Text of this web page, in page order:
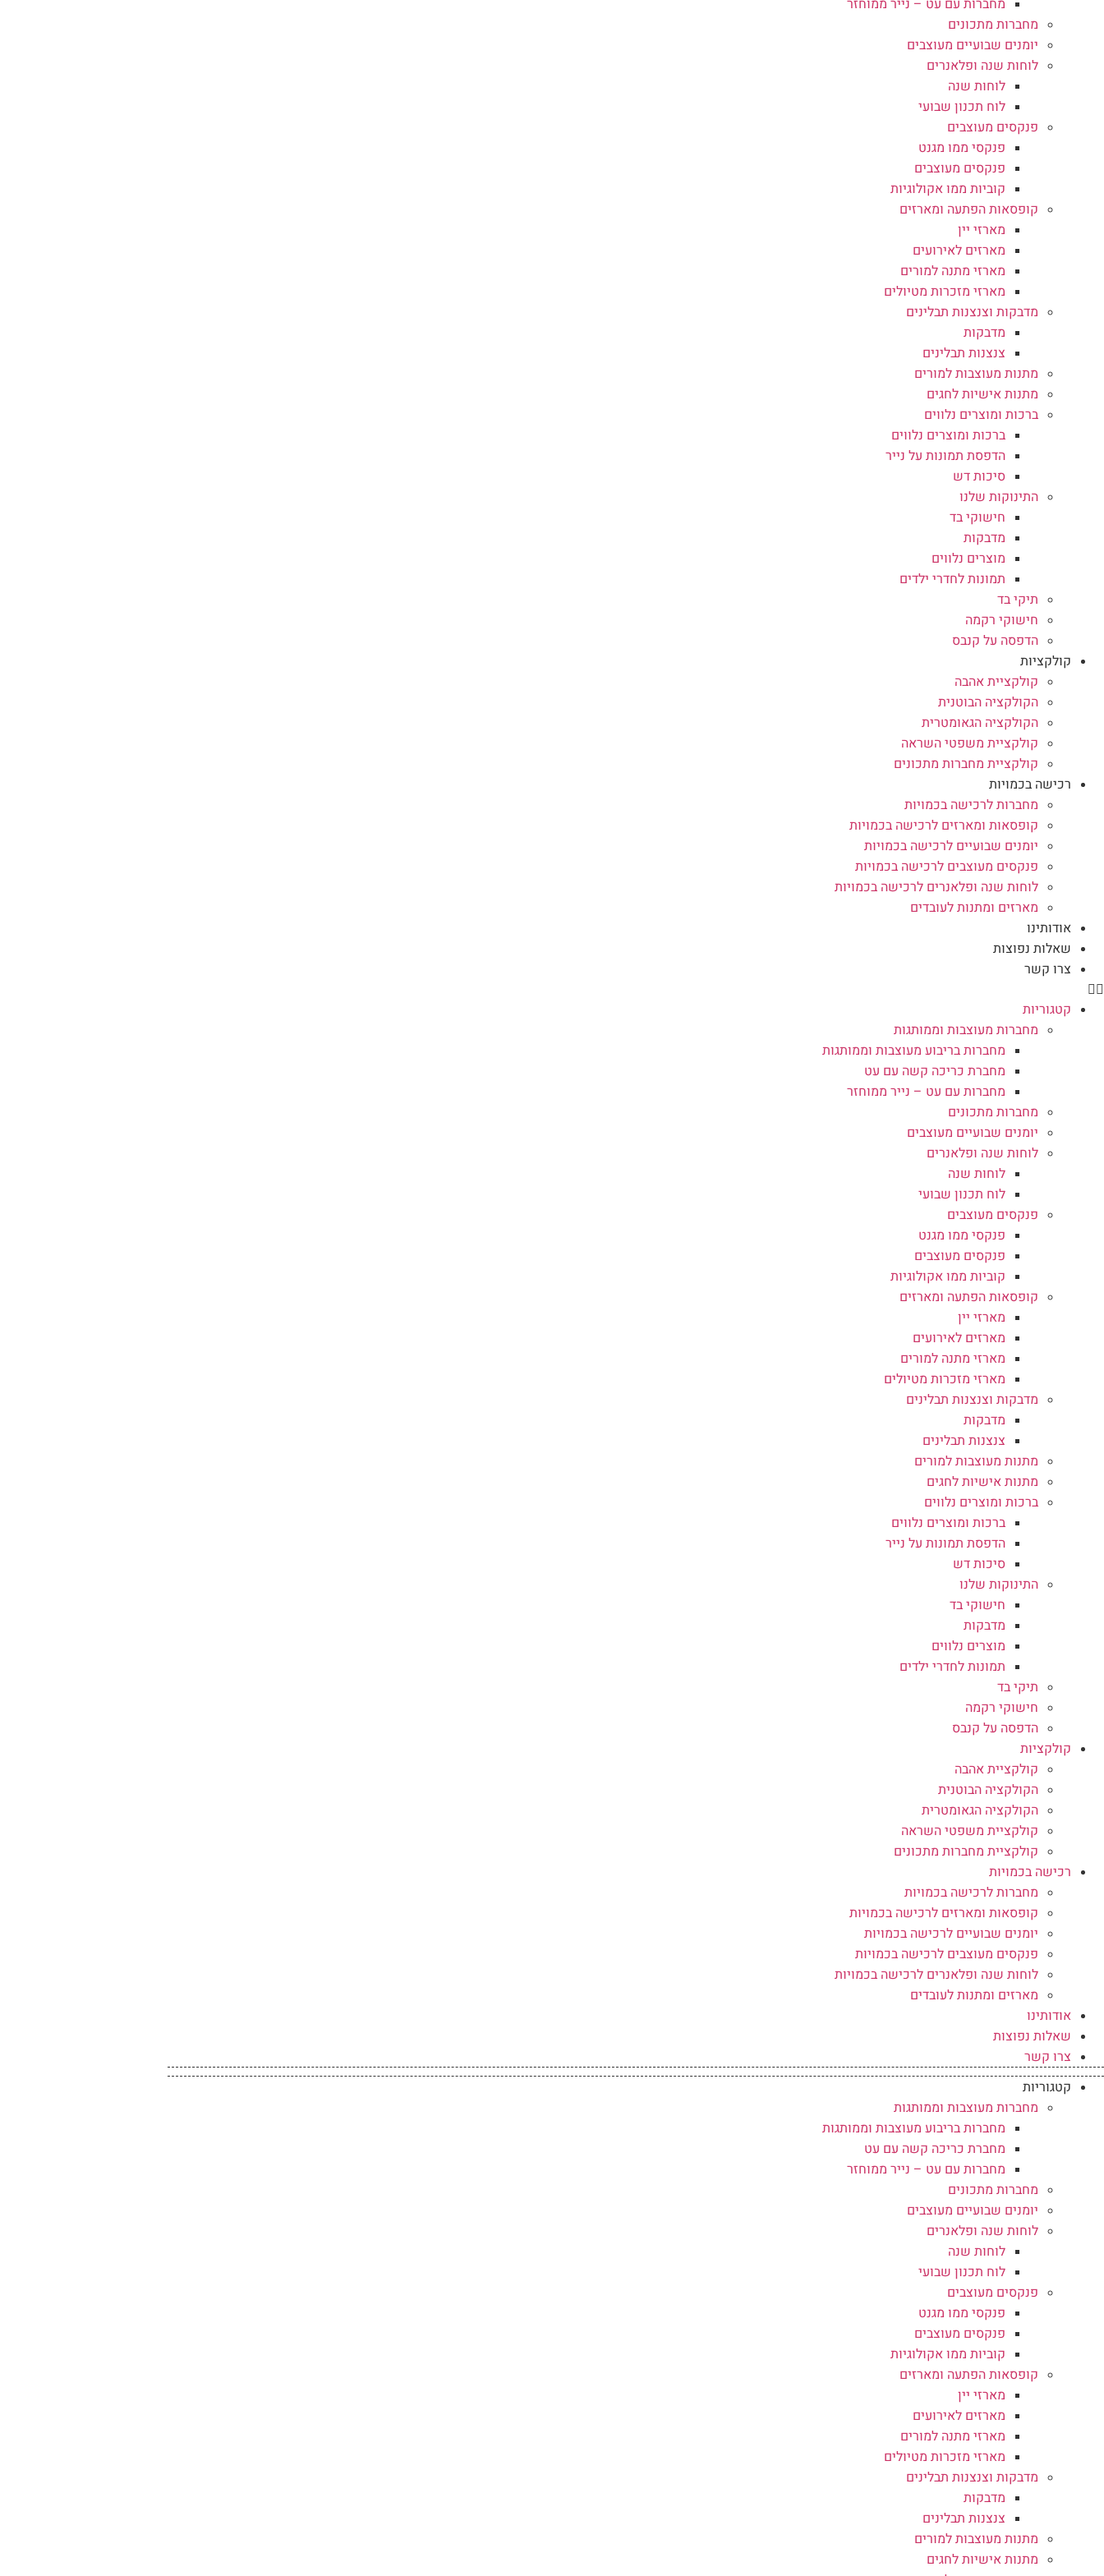
מחברות מתכונים
יומנים שבועיים מעוצבים
לוחות שנה ופלאנרים
לוחות שנה
לוח תכנון שבועי
פנקסים מעוצבים
פנקסי ממו מגנט
פנקסים מעוצבים
קוביות ממו אקולוגיות
קופסאות הפתעה ומארזים
מארזי יין
מארזים לאירועים
מארזי מתנה למורים
מארזי מזכרות מטיולים
מדבקות וצנצנות תבלינים
מדבקות
צנצנות תבלינים
מתנות מעוצבות למורים
מתנות אישיות לחגים
ברכות ומוצרים נלווים
ברכות ומוצרים נלווים
הדפסת תמונות על נייר
סיכות דש
התינוקות שלנו
חישוקי בד
מדבקות
מוצרים נלווים
תמונות לחדרי ילדים
תיקי בד
חישוקי רקמה
הדפסה על קנבס
קולקציות
קולקציית אהבה
הקולקציה הבוטנית
הקולקציה הגאומטרית
קולקציית משפטי השראה
קולקציית מחברות מתכונים
רכישה בכמויות
מחברות לרכישה בכמויות
קופסאות ומארזים לרכישה בכמויות
יומנים שבועיים לרכישה בכמויות
פנקסים מעוצבים לרכישה בכמויות
לוחות שנה ופלאנרים לרכישה בכמויות
מארזים ומתנות לעובדים
אודותינו
שאלות נפוצות
צרו קשר
קטגוריות
מחברות מעוצבות וממותגות
מחברות בריבוע מעוצבות וממותגות
מחברת כריכה קשה עם עט
מחברות עם עט – נייר ממוחזר
מחברות מתכונים
יומנים שבועיים מעוצבים
לוחות שנה ופלאנרים
לוחות שנה
לוח תכנון שבועי
פנקסים מעוצבים
פנקסי ממו מגנט
פנקסים מעוצבים
קוביות ממו אקולוגיות
קופסאות הפתעה ומארזים
מארזי יין
מארזים לאירועים
מארזי מתנה למורים
מארזי מזכרות מטיולים
מדבקות וצנצנות תבלינים
מדבקות
צנצנות תבלינים
מתנות מעוצבות למורים
מתנות אישיות לחגים
ברכות ומוצרים נלווים
ברכות ומוצרים נלווים
הדפסת תמונות על נייר
סיכות דש
התינוקות שלנו
חישוקי בד
מדבקות
מוצרים נלווים
תמונות לחדרי ילדים
תיקי בד
חישוקי רקמה
הדפסה על קנבס
קולקציות
קולקציית אהבה
הקולקציה הבוטנית
הקולקציה הגאומטרית
קולקציית משפטי השראה
קולקציית מחברות מתכונים
רכישה בכמויות
מחברות לרכישה בכמויות
קופסאות ומארזים לרכישה בכמויות
יומנים שבועיים לרכישה בכמויות
פנקסים מעוצבים לרכישה בכמויות
לוחות שנה ופלאנרים לרכישה בכמויות
מארזים ומתנות לעובדים
אודותינו
שאלות נפוצות
צרו קשר
קטגוריות
מחברות מעוצבות וממותגות
מחברות בריבוע מעוצבות וממותגות
מחברת כריכה קשה עם עט
מחברות עם עט – נייר ממוחזר
מחברות מתכונים
יומנים שבועיים מעוצבים
לוחות שנה ופלאנרים
לוחות שנה
לוח תכנון שבועי
פנקסים מעוצבים
פנקסי ממו מגנט
פנקסים מעוצבים
קוביות ממו אקולוגיות
קופסאות הפתעה ומארזים
מארזי יין
מארזים לאירועים
מארזי מתנה למורים
מארזי מזכרות מטיולים
מדבקות וצנצנות תבלינים
מדבקות
צנצנות תבלינים
מתנות מעוצבות למורים
מתנות אישיות לחגים